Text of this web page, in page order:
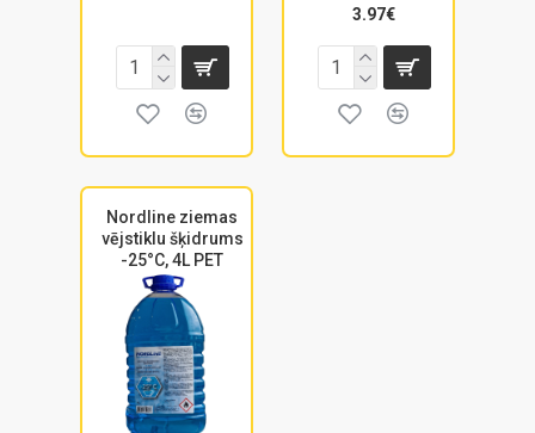
3.97€
Nordline ziemas
vējstiklu šķidrums
-25°C, 4L PET